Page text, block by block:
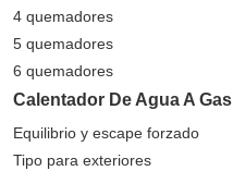
4 quemadores
5 quemadores
6 quemadores
Calentador De Agua A Gas
Equilibrio y escape forzado
Tipo para exteriores